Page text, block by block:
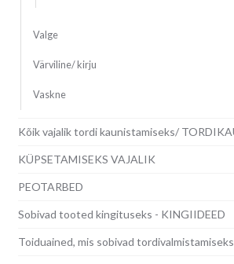
Valge
Värviline/ kirju
Vaskne
Kõik vajalik tordi kaunistamiseks/
KÜPSETAMISEKS VAJALIK
PEOTARBED
Sobivad tooted kingituseks - KINGIIDEED
Toiduained, mis sobivad